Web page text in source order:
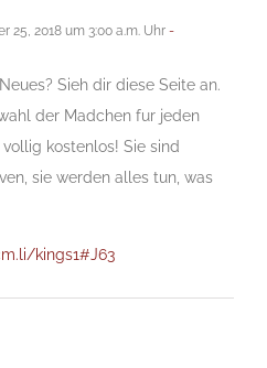
25, 2018 um 3:00 a.m. Uhr -
Sieh dir diese Seite an.
der Madchen fur jeden
kostenlos! Sie sind
sie werden alles tun, was
kings1#J63